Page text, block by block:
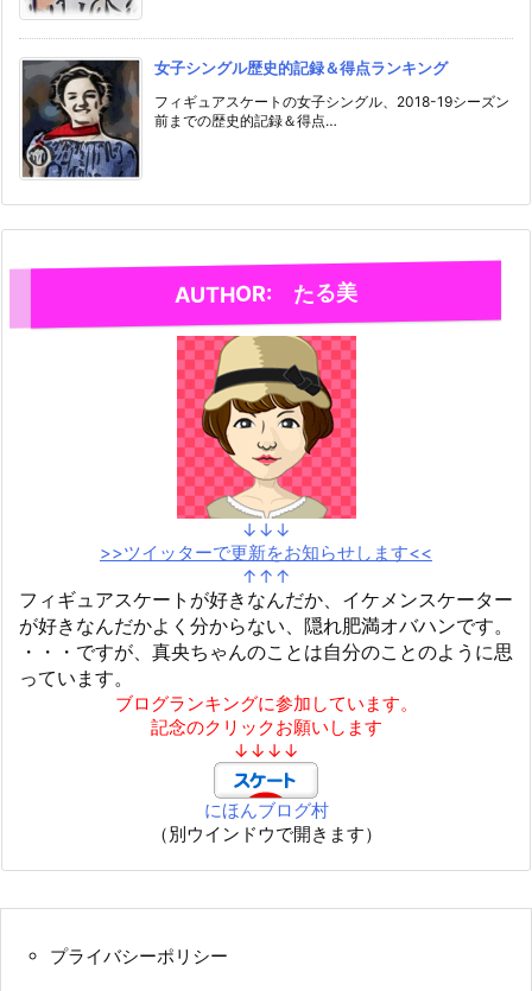
女子シングル歴史的記録＆得点ランキング
フィギュアスケートの女子シングル、2018-19シーズン
前までの歴史的記録＆得点…
AUTHOR: たる美
↓↓↓
>>ツイッターで更新をお知らせします<<
↑↑↑
フィギュアスケートが好きなんだか、イケメンスケーター
が好きなんだかよく分からない、隠れ肥満オバハンです。
・・・ですが、真央ちゃんのことは自分のことのように思
っています。
ブログランキングに参加しています。
記念のクリックお願いします
↓↓↓↓
にほんブログ村
（別ウインドウで開きます）
プライバシーポリシー